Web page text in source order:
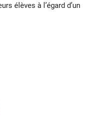
élèves à l’égard d’un